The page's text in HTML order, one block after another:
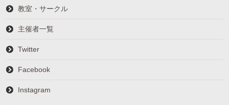
教室・サークル
主催者一覧
Twitter
Facebook
Instagram